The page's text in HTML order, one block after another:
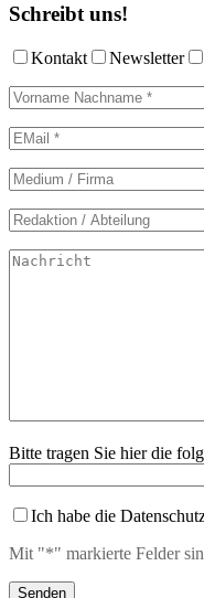
Schreibt uns!
Kontakt Newsletter
Bitte tragen Sie hier die
Ich habe die
Mit "*" markierte Felder